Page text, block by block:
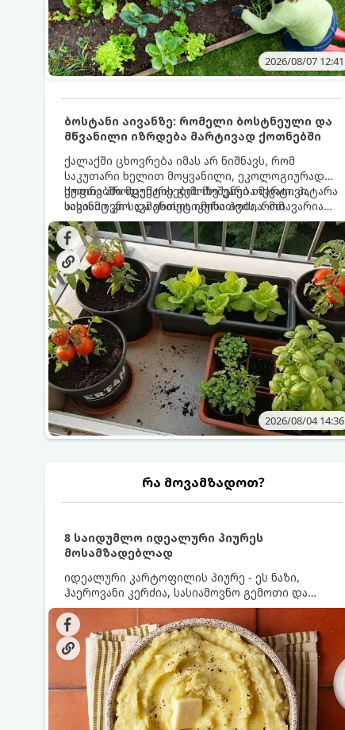
2026/08/07 12:41
ბოსტანი აივანზე: რომელი ბოსტნეული და
მწვანილი იზრდება მარტივად ქოთნებში
ქალაქში ცხოვრება იმას არ ნიშნავს, რომ
საკუთარი ხელით მოყვანილი, ეკოლოგიურად
სუფთა პროდუქტის გემოზე უარი თქვათ. პატარა
აივანიც კი საკმარისია იმისათვის, რომ
მოიწყოთ მინი-ბოსტანი, საიდანაც
ყოველდღიურად ახალ, არომატულ მწვანილსა
და ბოსტნეულს მოკრეფთ.
ქოთნებში მცენარეების მოშენება მარტივი,
სასიამოვნო და ესთეტიკური ჰობია. მთავარია
იცოდეთ, რომელი კულტურები ეგუებიან
ქოთნის პირობებს ყველაზე კარგად და როგორ
მოუაროთ მათ სწორად.
2026/08/04 14:36
რა მოვამზადოთ?
8 საიდუმლო იდეალური პიურეს
მოსამზადებლად
იდეალური კარტოფილის პიურე - ეს ნაზი,
ჰაეროვანი კერძია, სასიამოვნო გემოთი და
ნაღების-მოყვითალო ფერით. მისი მომზადება
ძალიან მარტივია, მაგრამ არსებობს რამდენიმე
საიდუმლო, რომლებიც უნდა იცოდეთ, რომ
პიურე იდეალურად გემრიელი გამოვიდეს.